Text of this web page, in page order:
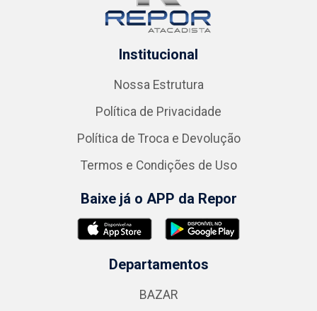
Institucional
Nossa Estrutura
Política de Privacidade
Política de Troca e Devolução
Termos e Condições de Uso
Baixe já o APP da Repor
Departamentos
BAZAR